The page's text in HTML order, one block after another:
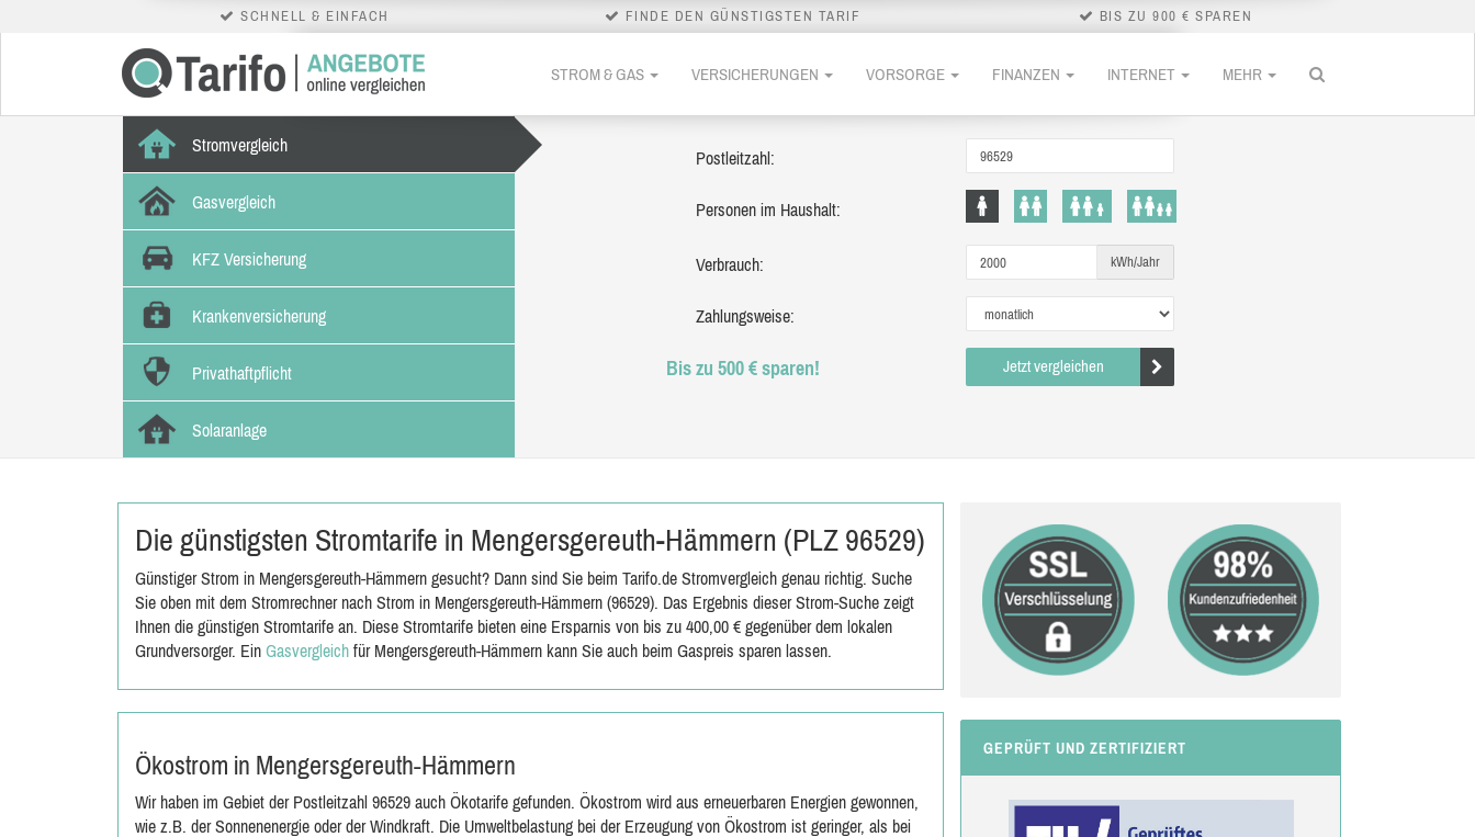
SCHNELL & EINFACH FINDE DEN GÜNSTIGSTEN TARIF BIS ZU 900 € SPAREN
STROM & GAS VERSICHERUNGEN VORSORGE FINANZEN INTERNET MEHR
Stromvergleich
Gasvergleich
KFZ Versicherung
Krankenversicherung
Privathaftpflicht
Solaranlage
Postleitzahl:
Personen im Haushalt:
Verbrauch: kWh/Jahr
Zahlungsweise:
Bis zu 500 € sparen! Jetzt vergleichen
Die günstigsten Stromtarife in Mengersgereuth-Hämmern (PLZ 96529)
Günstiger Strom in Mengersgereuth-Hämmern gesucht? Dann sind Sie beim Tarifo.de Stromvergleich genau richtig. Suche
Sie oben mit dem Stromrechner nach Strom in Mengersgereuth-Hämmern (96529). Das Ergebnis dieser Strom-Suche zeigt
Ihnen die günstigen Stromtarife an. Diese Stromtarife bieten eine Ersparnis von bis zu 400,00 € gegenüber dem lokalen
Grundversorger. Ein Gasvergleich für Mengersgereuth-Hämmern kann Sie auch beim Gaspreis sparen lassen.
Ökostrom in Mengersgereuth-Hämmern
Wir haben im Gebiet der Postleitzahl 96529 auch Ökotarife gefunden. Ökostrom wird aus erneuerbaren Energien gewonnen,
wie z.B. der Sonnenenergie oder der Windkraft. Die Umweltbelastung bei der Erzeugung von Ökostrom ist geringer, als bei
GEPRÜFT UND ZERTIFIZIERT